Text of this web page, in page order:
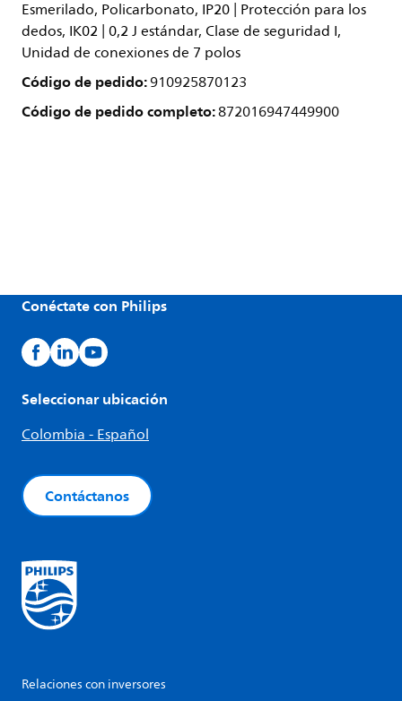
Esmerilado, Policarbonato, IP20 | Protección para los
dedos, IK02 | 0,2 J estándar, Clase de seguridad I,
Unidad de conexiones de 7 polos
Código de pedido:910925870123
Código de pedido completo:872016947449900
Conéctate con Philips
Seleccionar ubicación
Colombia - Español
Contáctanos
Relaciones con inversores